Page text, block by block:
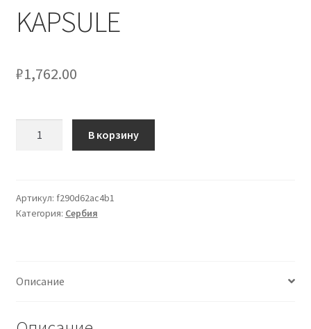
KAPSULE
₽1,762.00
KAPSULE
В корзину
Артикул: f290d62ac4b1
Категория: Сербия
Описание